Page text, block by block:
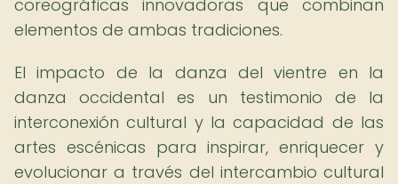
coreográficas innovadoras que combinan
elementos de ambas tradiciones.
El impacto de la danza del vientre en la
danza occidental es un testimonio de la
interconexión cultural y la capacidad de las
artes escénicas para inspirar, enriquecer y
evolucionar a través del intercambio cultural